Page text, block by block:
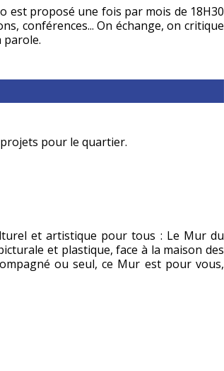
est proposé une fois par mois de 18H30
conférences... On échange, on critique
parole.
pour le quartier.
et artistique pour tous : Le Mur du
et plastique, face à la maison des
ou seul, ce Mur est pour vous,